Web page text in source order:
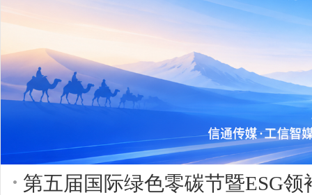
第五届国际绿色零碳节暨ESG